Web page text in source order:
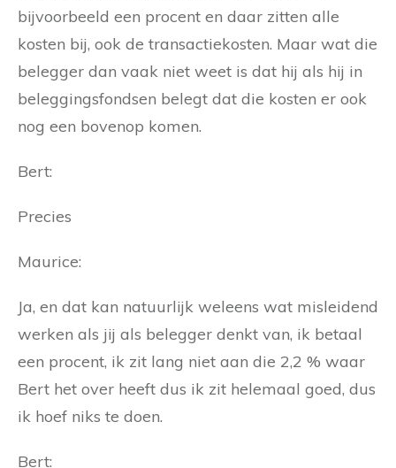
bijvoorbeeld een procent en daar zitten alle
kosten bij, ook de transactiekosten. Maar wat die
belegger dan vaak niet weet is dat hij als hij in
beleggingsfondsen belegt dat die kosten er ook
nog een bovenop komen.
Bert:
Precies
Maurice:
Ja, en dat kan natuurlijk weleens wat misleidend
werken als jij als belegger denkt van, ik betaal
een procent, ik zit lang niet aan die 2,2 % waar
Bert het over heeft dus ik zit helemaal goed, dus
ik hoef niks te doen.
Bert: